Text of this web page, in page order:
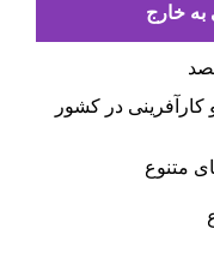
به خارج
در کشور
متنوع